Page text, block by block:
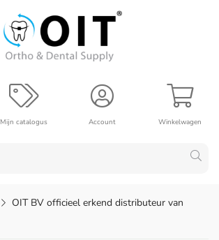
Winkelwagen
Account
Mijn catalogus
OIT BV officieel erkend distributeur van